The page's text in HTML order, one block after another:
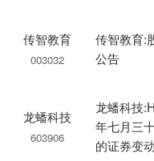
传智教育
003032
传智教育:
公告
龙蟠科技
603906
龙蟠科技
年七月三
的证券变